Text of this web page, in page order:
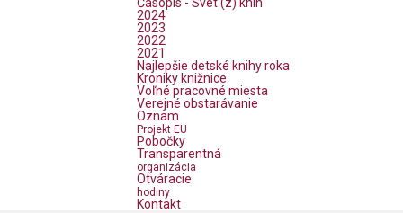
Časopis - Svet (z) kníh
2024
2023
2022
2021
Najlepšie detské knihy roka
Kroniky knižnice
Voľné pracovné miesta
Verejné obstarávanie
Oznam
Projekt EU
Pobočky
Transparentná
organizácia
Otváracie
hodiny
Kontakt